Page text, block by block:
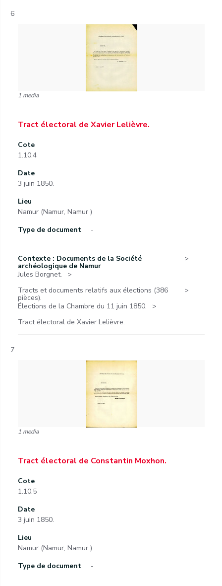
6
1 media
Tract électoral de Xavier Lelièvre.
Cote
1.10.4
Date
3 juin 1850.
Lieu
Namur (Namur, Namur )
Type de document
-
Contexte : Documents de la Société
archéologique de Namur
Jules Borgnet.
Tracts et documents relatifs aux élections (386
pièces).
Élections de la Chambre du 11 juin 1850.
Tract électoral de Xavier Lelièvre.
7
1 media
Tract électoral de Constantin Moxhon.
Cote
1.10.5
Date
3 juin 1850.
Lieu
Namur (Namur, Namur )
Type de document
-